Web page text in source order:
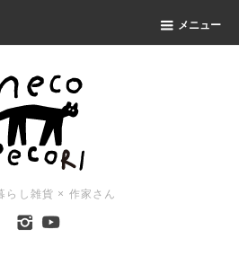
メニュー
らし雑貨 × 作家さん